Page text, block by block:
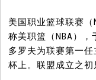
美国职业篮球联赛
称美职篮（NBA），
多罗夫为联赛第一
杯上。联盟成立之初